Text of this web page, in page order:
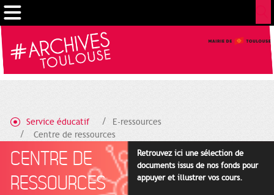
Service éducatif
E-ressources
Centre de ressources
CENTRE DE
RESSOURCES
Retrouvez ici une sélection de
documents issus de nos fonds pour
appuyer et illustrer vos cours.
Cookies management panel